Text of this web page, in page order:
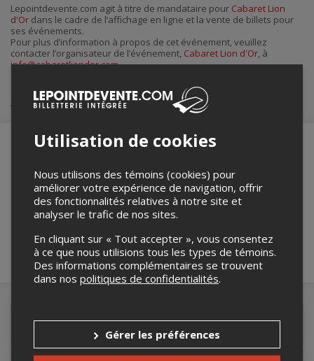
courriel
Lepointdevente.com agit à titre de mandataire pour Cabaret Lion
d'Or dans le cadre de l’affichage en ligne et la vente de billets pour
ses événements.
Pour plus d’information à propos de cet événement, veuillez
contacter l’organisateur de l’événement, Cabaret Lion d'Or, à
info@cabaretliondor.com.
Achat de billets
Merci de confirmer que vous n'êtes pas un
robot ci-bas.
Détails de l'événement
Utilisation de cookies
Nous utilisons des témoins (cookies) pour
améliorer votre expérience de navigation, offrir
des fonctionnalités relatives à notre site et
analyser le trafic de nos sites.
En cliquant sur « Tout accepter », vous consentez
à ce que nous utilisions tous les types de témoins.
Des informations complémentaires se trouvent
dans nos politiques de confidentialités.
Gérer les préférences